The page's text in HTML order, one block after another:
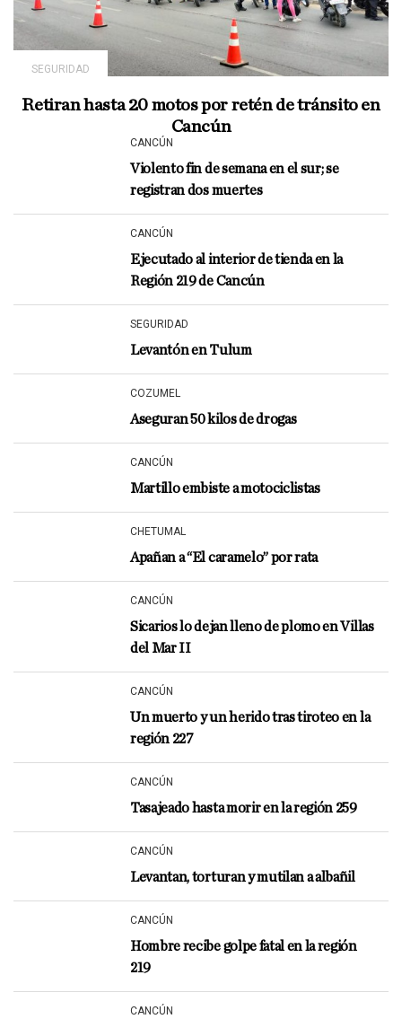
SEGURIDAD
Retiran hasta 20 motos por retén de tránsito en
Cancún
CANCÚN
Violento fin de semana en el sur; se
registran dos muertes
CANCÚN
Ejecutado al interior de tienda en la
Región 219 de Cancún
SEGURIDAD
Levantón en Tulum
COZUMEL
Aseguran 50 kilos de drogas
CANCÚN
Martillo embiste a motociclistas
CHETUMAL
Apañan a “El caramelo” por rata
CANCÚN
Sicarios lo dejan lleno de plomo en Villas
del Mar II
CANCÚN
Un muerto y un herido tras tiroteo en la
región 227
CANCÚN
Tasajeado hasta morir en la región 259
CANCÚN
Levantan, torturan y mutilan a albañil
CANCÚN
Hombre recibe golpe fatal en la región
219
CANCÚN